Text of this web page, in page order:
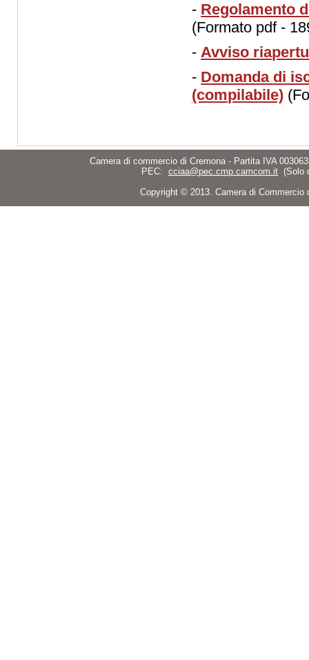
- Regolamento
(Formato pdf -
-Avviso
- Domanda di
(compilabile)
Camera di commercio di Cremona - Partita IVA
PEC: cciaa@pec.cmp.camcom.it (Solo
Copyright © 2013. Camera di